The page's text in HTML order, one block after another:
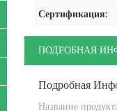
Сертификация:
ПОДРОБНАЯ
Подробная
Название